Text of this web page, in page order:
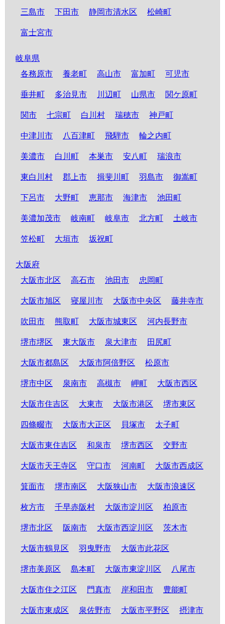
三島市 下田市 静岡市清水区 松崎町
富士宮市
岐阜県
各務原市
養老町 高山市 富加町 可児市
垂井町 多治見市 川辺町 山県市 関ケ原町
関市 七宗町 白川村 瑞穂市 神戸町
中津川市 八百津町 飛騨市 輪之内町
美濃市 白川町 本巣市 安八町 瑞浪市
東白川村 郡上市 揖斐川町 羽島市 御嵩町
下呂市 大野町 恵那市 海津市 池田町
美濃加茂市 岐南町 岐阜市 北方町 土岐市
笠松町 大垣市 坂祝町
大阪府
大阪市北区
高石市 池田市 忠岡町
大阪市旭区 寝屋川市 大阪市中央区 藤井寺市
吹田市 熊取町 大阪市城東区 河内長野市
堺市堺区 東大阪市 泉大津市 田尻町
大阪市都島区 大阪市阿倍野区 松原市
堺市中区 泉南市 高槻市 岬町 大阪市西区
大阪市住吉区 大東市 大阪市港区 堺市東区
四條畷市 大阪市大正区 貝塚市 太子町
大阪市東住吉区 和泉市 堺市西区 交野市
大阪市天王寺区 守口市 河南町 大阪市西成区
箕面市 堺市南区 大阪狭山市 大阪市浪速区
枚方市 千早赤阪村 大阪市淀川区 柏原市
堺市北区 阪南市 大阪市西淀川区 茨木市
大阪市鶴見区 羽曳野市 大阪市此花区
堺市美原区 島本町 大阪市東淀川区 八尾市
大阪市住之江区 門真市 岸和田市 豊能町
大阪市東成区 泉佐野市 大阪市平野区 摂津市